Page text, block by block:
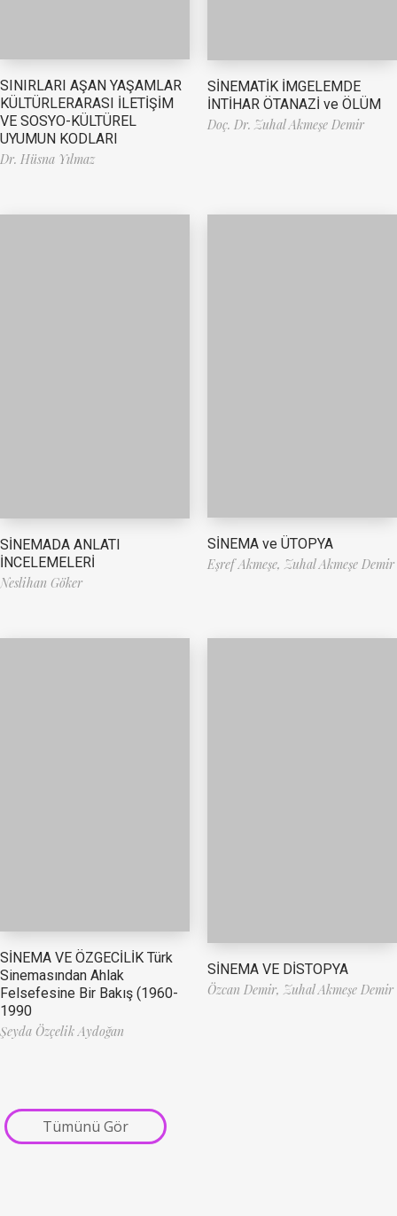
SINIRLARI AŞAN YAŞAMLAR
KÜLTÜRLERARASI İLETİŞİM
VE SOSYO-KÜLTÜREL
UYUMUN KODLARI
Dr. Hüsna Yılmaz
SİNEMATİK İMGELEMDE
İNTİHAR ÖTANAZİ ve ÖLÜM
Doç. Dr. Zuhal Akmeşe Demir
SİNEMADA ANLATI
İNCELEMELERİ
Neslihan Göker
SİNEMA ve ÜTOPYA
Eşref Akmeşe, Zuhal Akmeşe Demir
SİNEMA VE ÖZGECİLİK Türk
Sinemasından Ahlak
Felsefesine Bir Bakış (1960-
1990
Şeyda Özçelik Aydoğan
SİNEMA VE DİSTOPYA
Özcan Demir, Zuhal Akmeşe Demir
Tümünü Gör